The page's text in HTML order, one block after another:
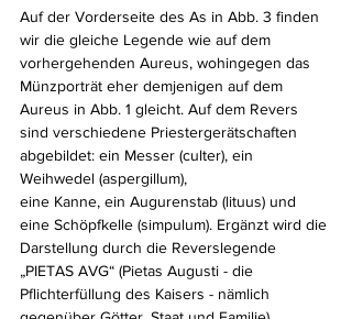
Auf der Vorderseite des As in Abb. 3 finden
wir die gleiche Legende wie auf dem
vorhergehenden Aureus, wohingegen das
Münzporträt eher demjenigen auf dem
Aureus in Abb. 1 gleicht. Auf dem Revers
sind verschiedene Priestergerätschaften
abgebildet: ein Messer (culter), ein
Weihwedel (aspergillum),
eine Kanne, ein Augurenstab (lituus) und
eine Schöpfkelle (simpulum). Ergänzt wird die
Darstellung durch die Reverslegende
„PIETAS AVG“ (Pietas Augusti - die
Pflichterfüllung des Kaisers - nämlich